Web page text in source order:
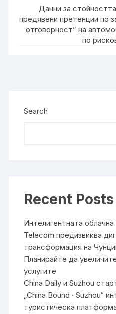
Данни за
предявени претенции по
отговорност” на
по
Search
Recent Posts
Интелигентната
Telecom предизвиква
трансформация на
Планирайте да
услугите
China Daily и Suzhou
„China Bound · Suzhou“
туристическа платформа